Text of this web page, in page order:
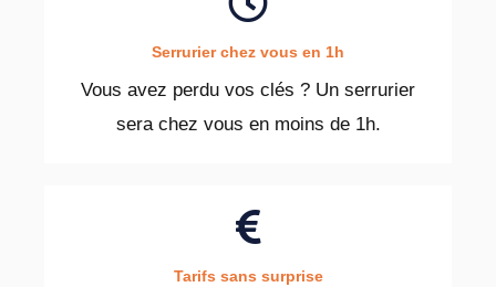
Serrurier chez vous en 1h
Vous avez perdu vos clés ? Un serrurier
sera chez vous en moins de 1h.
Tarifs sans surprise